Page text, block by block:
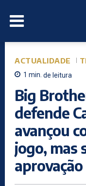
ACTUALIDADE
1 min. de leitura
Big
defende
avançou
jogo, mas
aprovação